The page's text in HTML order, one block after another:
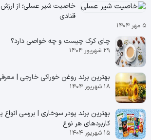
خاصیت شیر عسلی؛ از ارزش
قنادی
۵ مهر ۱۴۰۴
چای کرک چیست و چه خواصی دارد؟
۲۹ شهریور ۱۴۰۴
بهترین برند روغن خوراکی خارجی |
۱۸ شهریور ۱۴۰۴
بهترین برند پودر سوخاری | بررسی
کاربردهای هر نوع
۱۵ شهریور ۱۴۰۴